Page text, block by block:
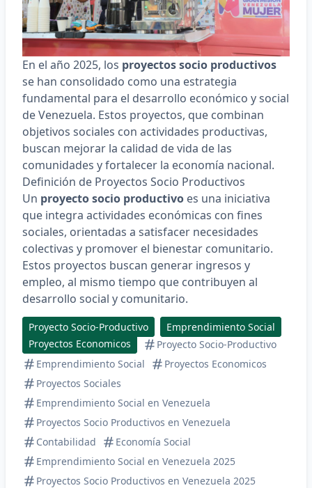
En el año 2025, los proyectos socio productivos
se han consolidado como una estrategia
fundamental para el desarrollo económico y social
de Venezuela. Estos proyectos, que combinan
objetivos sociales con actividades productivas,
buscan mejorar la calidad de vida de las
comunidades y fortalecer la economía nacional.​
Definición de Proyectos Socio Productivos
Un proyecto socio productivo es una iniciativa
que integra actividades económicas con fines
sociales, orientadas a satisfacer necesidades
colectivas y promover el bienestar comunitario.
Estos proyectos buscan generar ingresos y
empleo, al mismo tiempo que contribuyen al
desarrollo social y comunitario.​
Proyecto Socio-Productivo
Emprendimiento Social
Proyectos Economicos
Proyecto Socio-Productivo
Emprendimiento Social
Proyectos Economicos
Proyectos Sociales
Emprendimiento Social en Venezuela
Proyectos Socio Productivos en Venezuela
Contabilidad
Economía Social
Emprendimiento Social en Venezuela 2025
Proyectos Socio Productivos en Venezuela 2025